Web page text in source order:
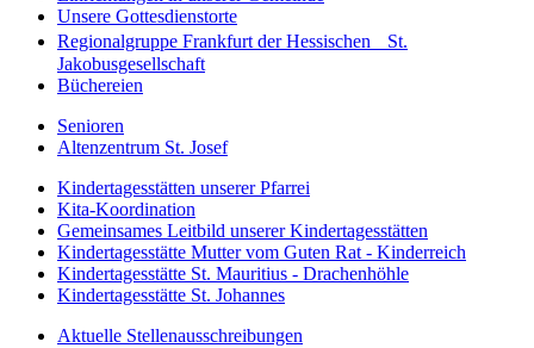
Unsere Gottesdienstorte
Regionalgruppe Frankfurt der Hessischen St.
Jakobusgesellschaft
Büchereien
Senioren
Altenzentrum St. Josef
Kindertagesstätten unserer Pfarrei
Kita-Koordination
Gemeinsames Leitbild unserer Kindertagesstätten
Kindertagesstätte Mutter vom Guten Rat - Kinderreich
Kindertagesstätte St. Mauritius - Drachenhöhle
Kindertagesstätte St. Johannes
Aktuelle Stellenausschreibungen